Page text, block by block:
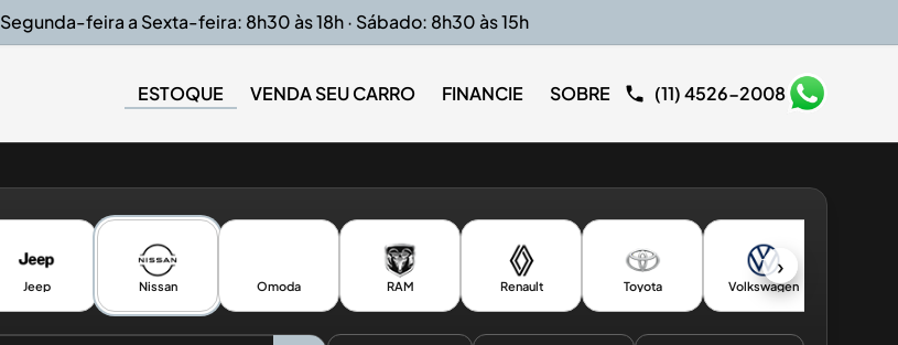
Segunda-feira a Sexta-feira: 8h30 às 18h · Sábado: 8h30 às 15h
ESTOQUE VENDA SEU CARRO FINANCIE SOBRE (11) 4526-2008
›
Jeep Nissan Omoda RAM Renault Toyota Volkswagen